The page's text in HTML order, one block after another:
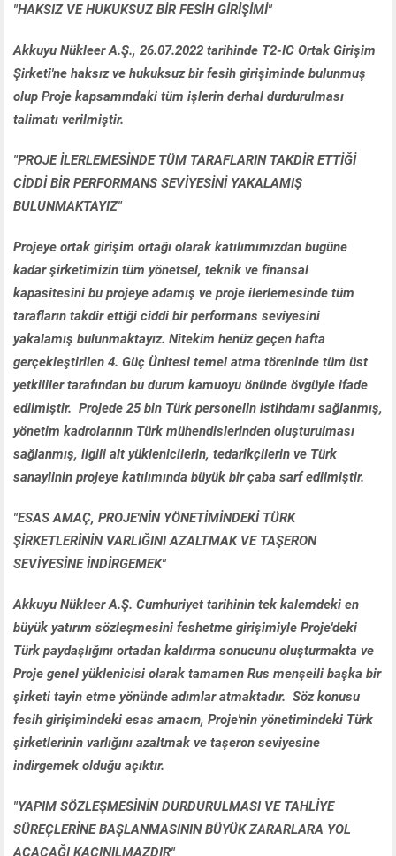
"HAKSIZ VE HUKUKSUZ BİR FESİH GİRİŞİMİ"
Akkuyu Nükleer A.Ş., 26.07.2022 tarihinde T2-IC Ortak Girişim
Şirketi'ne haksız ve hukuksuz bir fesih girişiminde bulunmuş
olup Proje kapsamındaki tüm işlerin derhal durdurulması
talimatı verilmiştir.
"PROJE İLERLEMESİNDE TÜM TARAFLARIN TAKDİR ETTİĞİ
CİDDİ BİR PERFORMANS SEVİYESİNİ YAKALAMIŞ
BULUNMAKTAYIZ"
Projeye ortak girişim ortağı olarak katılımımızdan bugüne
kadar şirketimizin tüm yönetsel, teknik ve finansal
kapasitesini bu projeye adamış ve proje ilerlemesinde tüm
tarafların takdir ettiği ciddi bir performans seviyesini
yakalamış bulunmaktayız. Nitekim henüz geçen hafta
gerçekleştirilen 4. Güç Ünitesi temel atma töreninde tüm üst
yetkililer tarafından bu durum kamuoyu önünde övgüyle ifade
edilmiştir. Projede 25 bin Türk personelin istihdamı sağlanmış,
yönetim kadrolarının Türk mühendislerinden oluşturulması
sağlanmış, ilgili alt yüklenicilerin, tedarikçilerin ve Türk
sanayiinin projeye katılımında büyük bir çaba sarf edilmiştir.
"ESAS AMAÇ, PROJE'NİN YÖNETİMİNDEKİ TÜRK
ŞİRKETLERİNİN VARLIĞINI AZALTMAK VE TAŞERON
SEVİYESİNE İNDİRGEMEK"
Akkuyu Nükleer A.Ş. Cumhuriyet tarihinin tek kalemdeki en
büyük yatırım sözleşmesini feshetme girişimiyle Proje'deki
Türk paydaşlığını ortadan kaldırma sonucunu oluşturmakta ve
Proje genel yüklenicisi olarak tamamen Rus menşeili başka bir
şirketi tayin etme yönünde adımlar atmaktadır. Söz konusu
fesih girişimindeki esas amacın, Proje'nin yönetimindeki Türk
şirketlerinin varlığını azaltmak ve taşeron seviyesine
indirgemek olduğu açıktır.
"YAPIM SÖZLEŞMESİNİN DURDURULMASI VE TAHLİYE
SÜREÇLERİNE BAŞLANMASININ BÜYÜK ZARARLARA YOL
AÇACAĞI KAÇINILMAZDIR"